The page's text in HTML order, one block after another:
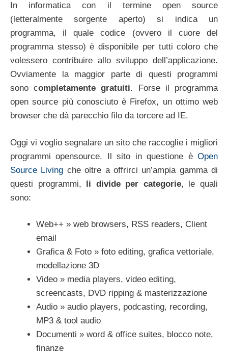
In informatica con il termine open source
(letteralmente sorgente aperto) si indica un
programma, il quale codice (ovvero il cuore del
programma stesso) è disponibile per tutti coloro che
volessero contribuire allo sviluppo dell’applicazione.
Ovviamente la maggior parte di questi programmi
sono completamente gratuiti. Forse il programma
open source più conosciuto è Firefox, un ottimo web
browser che dà parecchio filo da torcere ad IE.
Oggi vi voglio segnalare un sito che raccoglie i migliori
programmi opensource. Il sito in questione è Open
Source Living che oltre a offrirci un’ampia gamma di
questi programmi, li divide per categorie, le quali
sono:
Web++ » web browsers, RSS readers, Client
email
Grafica & Foto » foto editing, grafica vettoriale,
modellazione 3D
Video » media players, video editing,
screencasts, DVD ripping & masterizzazione
Audio » audio players, podcasting, recording,
MP3 & tool audio
Documenti » word & office suites, blocco note,
finanze